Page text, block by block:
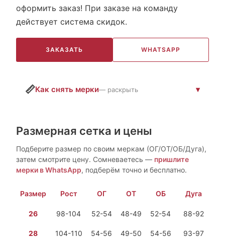
оформить заказ! При заказе на команду
действует система скидок.
ЗАКАЗАТЬ WHATSAPP
📏Как снять мерки— раскрыть
Размерная сетка и цены
Подберите размер по своим меркам (ОГ/ОТ/ОБ/Дуга),
затем смотрите цену. Сомневаетесь — пришлите
мерки в WhatsApp, подберём точно и бесплатно.
Размер Рост ОГ ОТ ОБ Дуга
26 98-104 52-54 48-49 52-54 88-92
28 104-110 54-56 49-50 54-56 93-97